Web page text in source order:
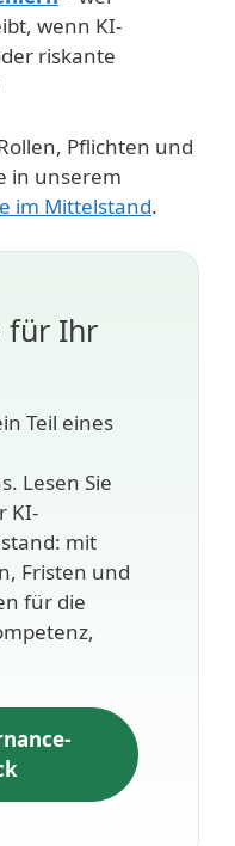
wenn KI-
riskante
Pflichten und
in unserem
im Mittelstand.
für Ihr
Teil eines
Lesen Sie
KI-
mit
Fristen und
für die